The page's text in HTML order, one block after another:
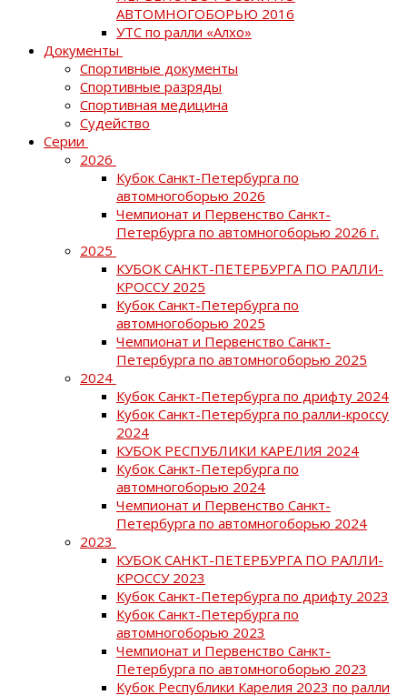
АВТОМНОГОБОРЬЮ 2016
УТС по ралли «Алхо»
Документы
Спортивные документы
Спортивные разряды
Спортивная медицина
Судейство
Серии
2026
Кубок Санкт-Петербурга по
автомногоборью 2026
Чемпионат и Первенство Санкт-
Петербурга по автомногоборью 2026 г.
2025
КУБОК САНКТ-ПЕТЕРБУРГА ПО РАЛЛИ-
КРОССУ 2025
Кубок Санкт-Петербурга по
автомногоборью 2025
Чемпионат и Первенство Санкт-
Петербурга по автомногоборью 2025
2024
Кубок Санкт-Петербурга по дрифту 2024
Кубок Санкт-Петербурга по ралли-кроссу
2024
КУБОК РЕСПУБЛИКИ КАРЕЛИЯ 2024
Кубок Санкт-Петербурга по
автомногоборью 2024
Чемпионат и Первенство Санкт-
Петербурга по автомногоборью 2024
2023
КУБОК САНКТ-ПЕТЕРБУРГА ПО РАЛЛИ-
КРОССУ 2023
Кубок Санкт-Петербурга по дрифту 2023
Кубок Санкт-Петербурга по
автомногоборью 2023
Чемпионат и Первенство Санкт-
Петербурга по автомногоборью 2023
Кубок Республики Карелия 2023 по ралли